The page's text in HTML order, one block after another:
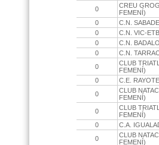
0
CREU
FEMENÍ)
0
C.N.
0
C.N. VIC-
0
C.N.
0
C.N.
0
CLUB
FEMENÍ)
0
C.E.
0
CLUB
FEMENÍ)
0
CLUB
FEMENÍ)
0
C.A.
0
CLUB
FEMENÍ)